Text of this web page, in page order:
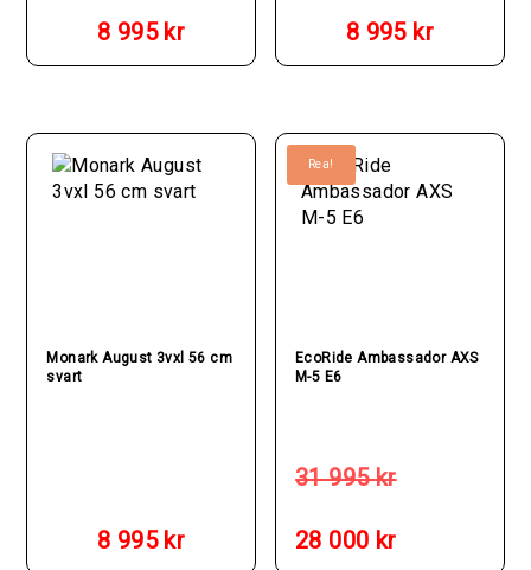
8 995 kr 8 995 kr
Monark August 3vxl 56 cm
svart
8 995 kr
Rea!
EcoRide Ambassador AXS
M-5 E6
31 995krursprungliga
31
28 000 krnuvarande